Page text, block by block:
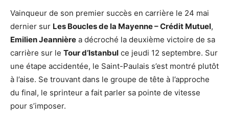
Vainqueur de son premier succès en carrière le 24 mai
dernier sur Les Boucles de la Mayenne – Crédit Mutuel,
Emilien Jeannière a décroché la deuxième victoire de sa
carrière sur le Tour d’Istanbul ce jeudi 12 septembre. Sur
une étape accidentée, le Saint-Paulais s’est montré plutôt
à l’aise. Se trouvant dans le groupe de tête à l’approche
du final, le sprinteur a fait parler sa pointe de vitesse
pour s’imposer.